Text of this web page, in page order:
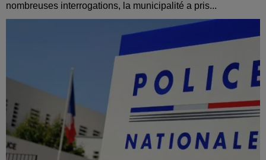
nombreuses interrogations, la municipalité a pris...